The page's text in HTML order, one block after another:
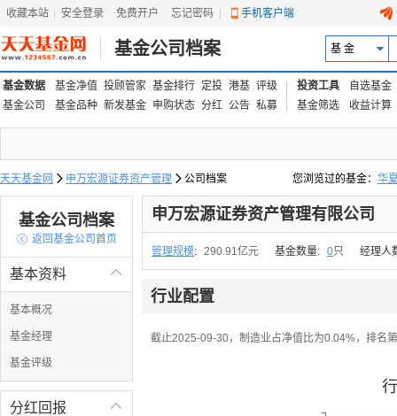
收藏本站 安全登录 免费开户 忘记密码 手机客户端
基金公司档案 基 金
基金数据 基金净值 投顾管家 基金排行 定投 港基 评级
基金公司
基金品种 新发基金 申购状态 分红 公告 私募
投资工具
自选基金
基金筛选
收益计算
天天基金网  申万宏源证券资产管理  公司档案 您浏览过的基金： 华
易方达上证中盘ETF联
基金公司档案
 返回基金公司首页

基本资料
基本概况
基金经理
基金评级

分红回报
申万宏源证券资产管理有限公司
管理规模: 290.91亿元 基金数量: 0只 经理人
行业配置
截止2025-09-30，制造业占净值比为0.04%，排名